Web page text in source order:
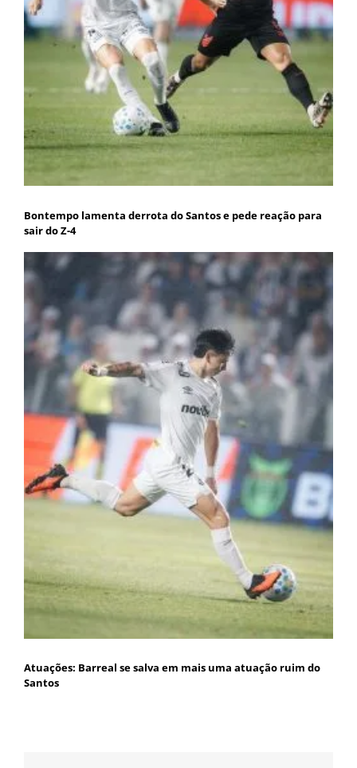
Bontempo lamenta derrota do Santos e pede reação para
sair do Z-4
Atuações: Barreal se salva em mais uma atuação ruim do
Santos